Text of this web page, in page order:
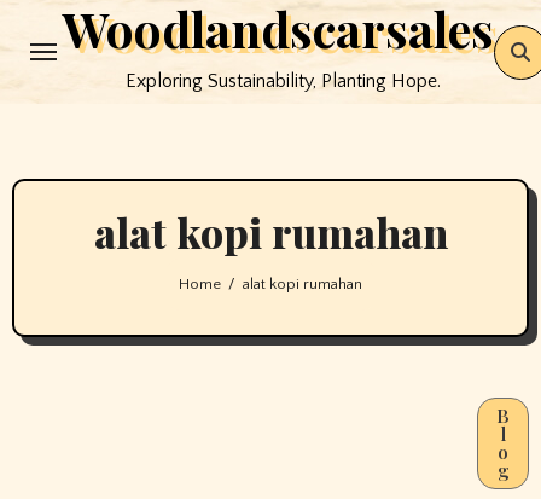
to
Woodlandscarsales
Exploring Sustainability, Planting Hope.
alat kopi rumahan
Home alat kopi rumahan
B
l
o
g